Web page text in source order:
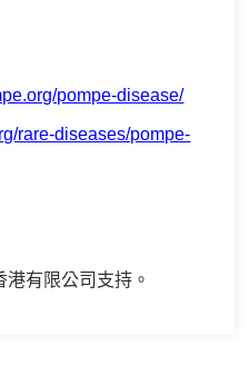
pompe-disease/
rare-diseases/pompe-
有限公司支持。